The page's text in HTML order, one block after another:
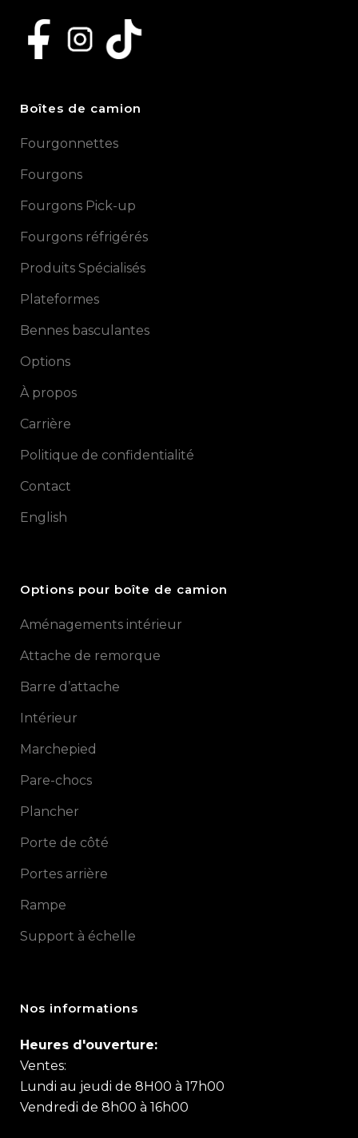
Boîtes de camion
Fourgonnettes
Fourgons
Fourgons Pick-up
Fourgons réfrigérés
Produits Spécialisés
Plateformes
Bennes basculantes
Options
À propos
Carrière
Politique de confidentialité
Contact
English
Options pour boîte de camion
Aménagements intérieur
Attache de remorque
Barre d’attache
Intérieur
Marchepied
Pare-chocs
Plancher
Porte de côté
Portes arrière
Rampe
Support à échelle
Nos informations
Heures d'ouverture:
Ventes:
Lundi au jeudi de 8H00 à 17h00
Vendredi de 8h00 à 16h00